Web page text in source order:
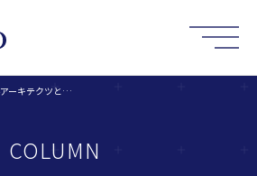
デジタルアーキテクツとして描く世界
COLUMN